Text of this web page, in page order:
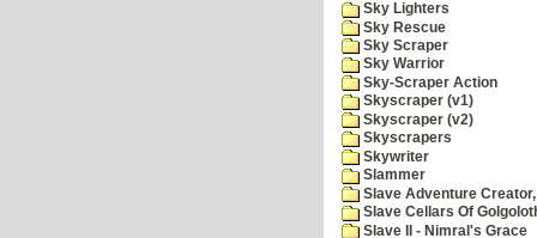
Sky Lighters
Sky Rescue
Sky Scraper
Sky Warrior
Sky-Scraper Action
Skyscraper (v1)
Skyscraper (v2)
Skyscrapers
Skywriter
Slammer
Slave Adventure Creator,
Slave Cellars Of
Slave II - Nimral's Grace